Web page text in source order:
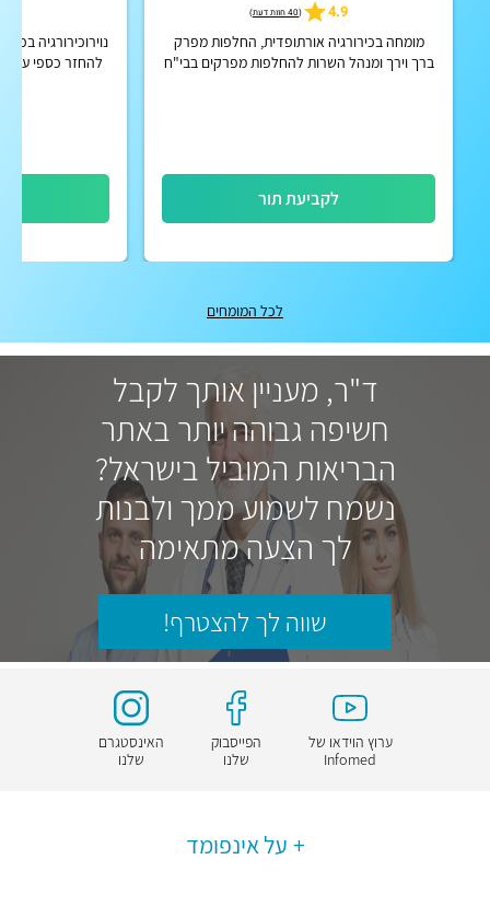
4.9
(40 חוות דעת )
מומחה בכירורגיה אורתופדית, החלפות מפרק
ברך וירך ומנהל השרות להחלפות מפרקים בבי"ח
לקביעת תור
נוירוכירורגיה
להחזר כספי על
לכל המומחים
ד"ר, מעניין אותך לקבל
חשיפה גבוהה יותר באתר
הבריאות המוביל בישראל?
נשמח לשמוע ממך ולבנות
לך הצעה מתאימה
שווה לך להצטרף!
ערוץ הוידאו של
Infomed
הפייסבוק
שלנו
האינסטגרם
שלנו
על אינפומד